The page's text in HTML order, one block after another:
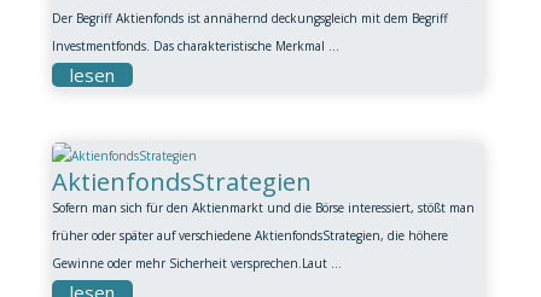
Der Begriff Aktienfonds ist annähernd deckungsgleich mit dem Begriff
Investmentfonds. Das charakteristische Merkmal ...
lesen
AktienfondsStrategien
Sofern man sich für den Aktienmarkt und die Börse interessiert, stößt man
früher oder später auf verschiedene AktienfondsStrategien, die höhere
Gewinne oder mehr Sicherheit versprechen.Laut ...
lesen